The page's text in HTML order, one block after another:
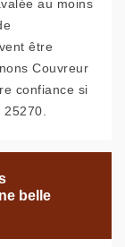
au moins
être
Couvreur
confiance si
25270.
belle